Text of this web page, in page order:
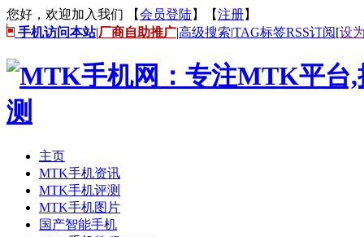
您好，欢迎加入我们 【会员登陆】【注册】
手机访问本站|厂商自助推广|高级搜索|TAG标签RSS订阅[设
主页
MTK手机资讯
MTK手机评测
MTK手机图片
国产智能手机